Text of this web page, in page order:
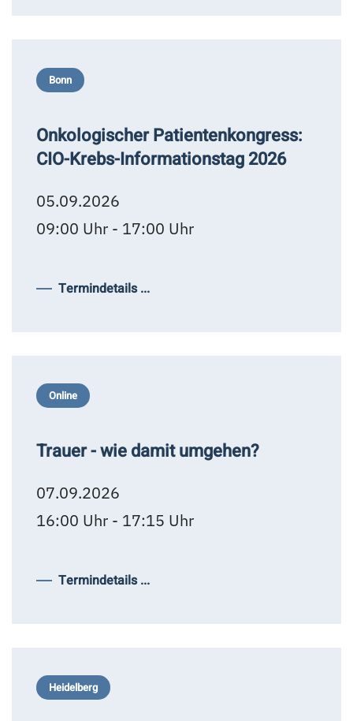
Bonn
Onkologischer Patientenkongress:
CIO-Krebs-Informationstag 2026
05.09.2026
09:00 Uhr - 17:00 Uhr
Termindetails ...
Online
Trauer - wie damit umgehen?
07.09.2026
16:00 Uhr - 17:15 Uhr
Termindetails ...
Heidelberg